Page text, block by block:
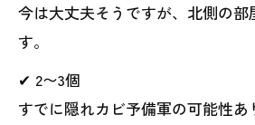
今は大丈夫そうですが、北側の
す。
✔ 2〜3個
すでに隠れカビ予備軍の可能性あ